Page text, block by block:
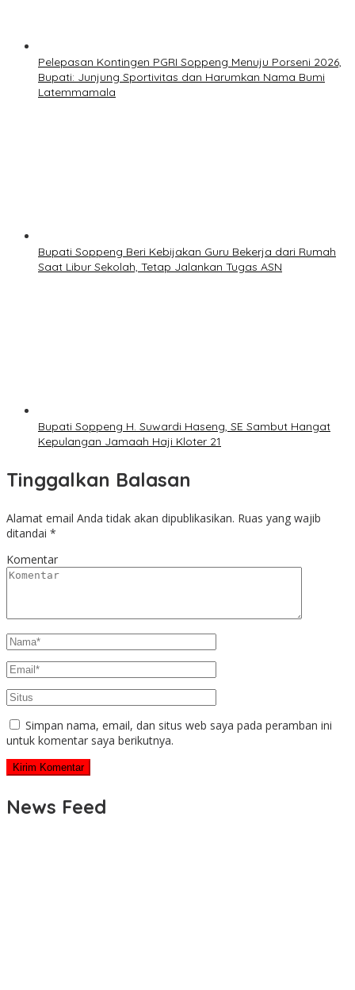
Pelepasan Kontingen PGRI Soppeng Menuju Porseni 2026,
Bupati: Junjung Sportivitas dan Harumkan Nama Bumi
Latemmamala
Bupati Soppeng Beri Kebijakan Guru Bekerja dari Rumah
Saat Libur Sekolah, Tetap Jalankan Tugas ASN
Bupati Soppeng H. Suwardi Haseng, SE Sambut Hangat
Kepulangan Jamaah Haji Kloter 21
Tinggalkan Balasan
Alamat email Anda tidak akan dipublikasikan. Ruas yang wajib
ditandai *
Komentar
Simpan nama, email, dan situs web saya pada peramban ini
untuk komentar saya berikutnya.
News Feed